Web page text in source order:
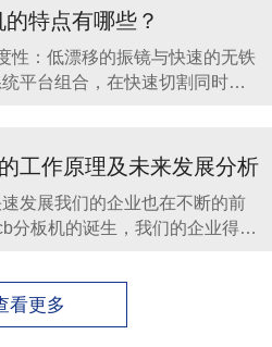
，基本上不会造成任何的变
能制作出复杂形状的工件，所
不需要进行下一步的加工就能直
光分
特点有哪些？
：低漂移的振镜与快速的无铁
平台组合，在快速切割同时保
，友好美观，功能强大多样，操
3、智能自动性：采用高精度
、对焦，定位快速准确
工作原理及未来发展分析
展我们的企业也在不断的前
分板机的诞生，我们的企业得到
板机的工作原理和相关型号的介
以自由弯曲、卷绕、折叠，可
要求任意安排，并在三维空间任
看更多